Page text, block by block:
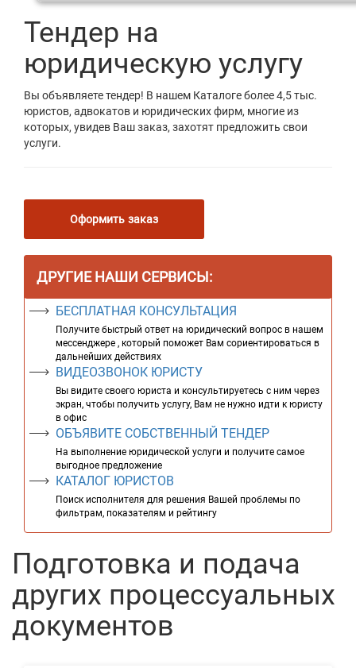
Тендер на
юридическую услугу
Вы объявляете тендер! В нашем Каталоге более 4,5 тыс.
юристов, адвокатов и юридических фирм, многие из
которых, увидев Ваш заказ, захотят предложить свои
услуги.
Оформить заказ
ДРУГИЕ НАШИ СЕРВИСЫ:
БЕСПЛАТНАЯ КОНСУЛЬТАЦИЯ
Получите быстрый ответ на юридический вопрос в нашем
мессенджере , который поможет Вам сориентироваться в
дальнейших действиях
ВИДЕОЗВОНОК ЮРИСТУ
Вы видите своего юриста и консультируетесь с ним через
экран, чтобы получить услугу, Вам не нужно идти к юристу
в офис
ОБЪЯВИТЕ СОБСТВЕННЫЙ ТЕНДЕР
На выполнение юридической услуги и получите самое
выгодное предложение
КАТАЛОГ ЮРИСТОВ
Поиск исполнителя для решения Вашей проблемы по
фильтрам, показателям и рейтингу
Подготовка и подача
других процессуальных
документов